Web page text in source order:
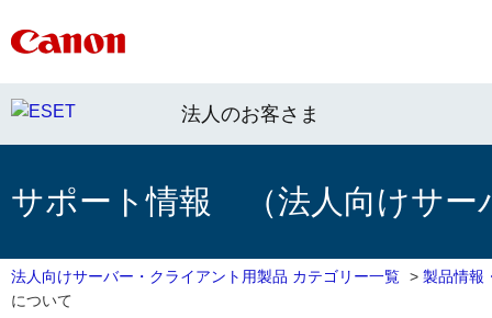
法人のお客さま
サポート情報 （法人向けサー
法人向けサーバー・クライアント用製品 カテゴリー一覧 > 製品情報
について